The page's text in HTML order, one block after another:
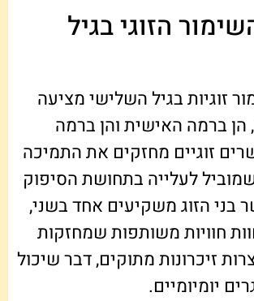
הזוגי בגיל
זוגיות בגיל השלישי מציעה
הן ברמה האישית והן ברמה
זוגיים מחזקים את התמיכה
לעלייה בתחושת הסיפוק
בני הזוג משקיעים אחד בשני,
חוויות משותפות שמחזקות
זיכרונות מתוקים, דבר שיכול
יומיומיים.